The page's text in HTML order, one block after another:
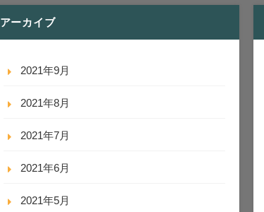
アーカイブ
2021年9月
2021年8月
2021年7月
2021年6月
2021年5月